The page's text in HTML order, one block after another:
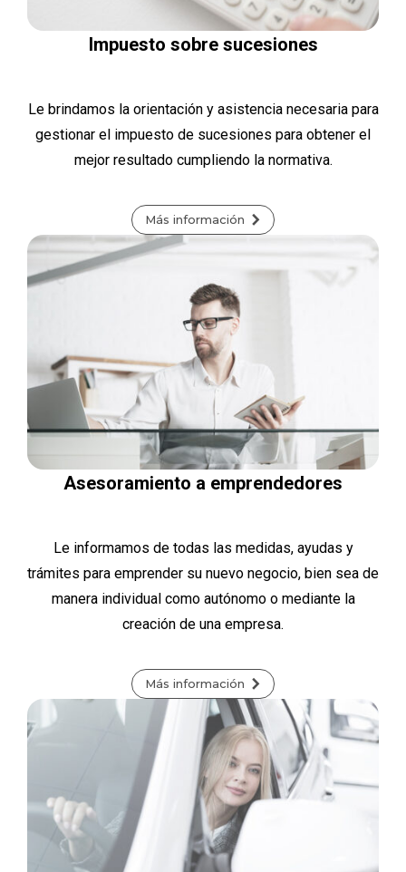
Impuesto sobre sucesiones
Le brindamos la orientación y asistencia necesaria para
gestionar el impuesto de sucesiones para obtener el
mejor resultado cumpliendo la normativa.
Más información
Asesoramiento a emprendedores
Le informamos de todas las medidas, ayudas y
trámites para emprender su nuevo negocio, bien sea de
manera individual como autónomo o mediante la
creación de una empresa.
Más información